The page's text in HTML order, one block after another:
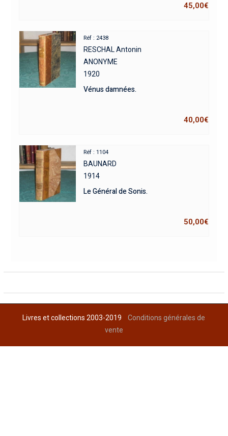
45,00€
Réf : 2438
RESCHAL Antonin
ANONYME
1920
Vénus damnées.
40,00€
Réf : 1104
BAUNARD
1914
Le Général de Sonis.
50,00€
Livres et collections 2003-2019Conditions générales de
vente